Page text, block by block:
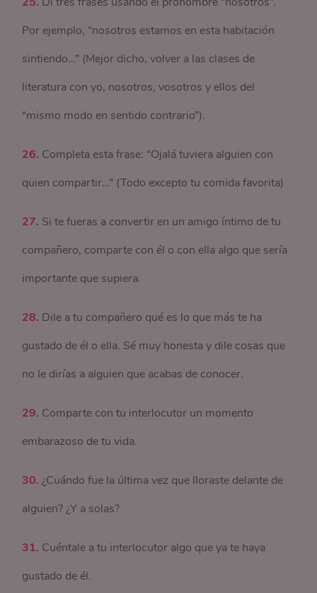
Por ejemplo, “nosotros estamos en esta habitación
sintiendo…” (Mejor dicho, volver a las clases de
literatura con yo, nosotros, vosotros y ellos del
“mismo modo en sentido contrario”).
26. Completa esta frase: “Ojalá tuviera alguien con
quien compartir…” (Todo excepto tu comida favorita)
27. Si te fueras a convertir en un amigo íntimo de tu
compañero, comparte con él o con ella algo que sería
importante que supiera.
28. Dile a tu compañero qué es lo que más te ha
gustado de él o ella. Sé muy honesta y dile cosas que
no le dirías a alguien que acabas de conocer.
29. Comparte con tu interlocutor un momento
embarazoso de tu vida.
30.¿Cuándo fue la última vez que lloraste delante de
alguien? ¿Y a solas?
31. Cuéntale a tu interlocutor algo que ya te haya
gustado de él.